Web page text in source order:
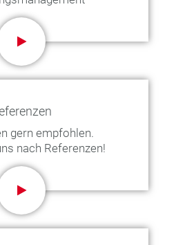
gern empfohlen.
nach Referenzen!